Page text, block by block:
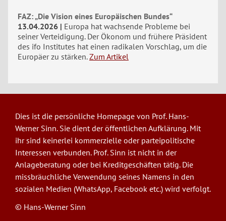
FAZ: „Die Vision eines Europäischen Bundes“
13.04.2026
Europa hat wachsende Probleme bei
seiner Verteidigung. Der Ökonom und frühere Präsident
des ifo Institutes hat einen radikalen Vorschlag, um die
Europäer zu stärken. Zum Artikel
Dies ist die persönliche Homepage von Prof. Hans-
Werner Sinn. Sie dient der öffentlichen Aufklärung. Mit
ihr sind keinerlei kommerzielle oder parteipolitische
Interessen verbunden. Prof. Sinn ist nicht in der
Anlageberatung oder bei Kreditgeschäften tätig. Die
missbräuchliche Verwendung seines Namens in den
sozialen Medien (WhatsApp, Facebook etc.) wird verfolgt.
© Hans-Werner Sinn